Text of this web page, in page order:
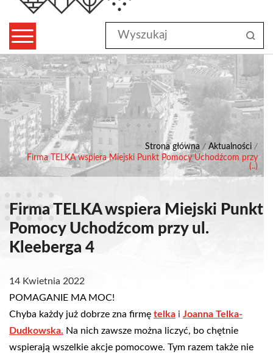
Wyszukaj
w
serwisie
Strona główna / Aktualności /
Firma TELKA wspiera Miejski Punkt Pomocy Uchodźcom przy
(..)
Firma TELKA wspiera Miejski Punkt
Pomocy Uchodźcom przy ul.
Kleeberga 4
14 Kwietnia 2022
POMAGANIE MA MOC!
Chyba każdy już dobrze zna firmę telka i Joanna Telka-
Dudkowska. Na nich zawsze można liczyć, bo chętnie
wspierają wszelkie akcje pomocowe. Tym razem także nie